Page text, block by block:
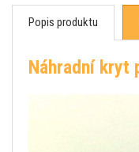
Popis produktu
Náhradní kryt